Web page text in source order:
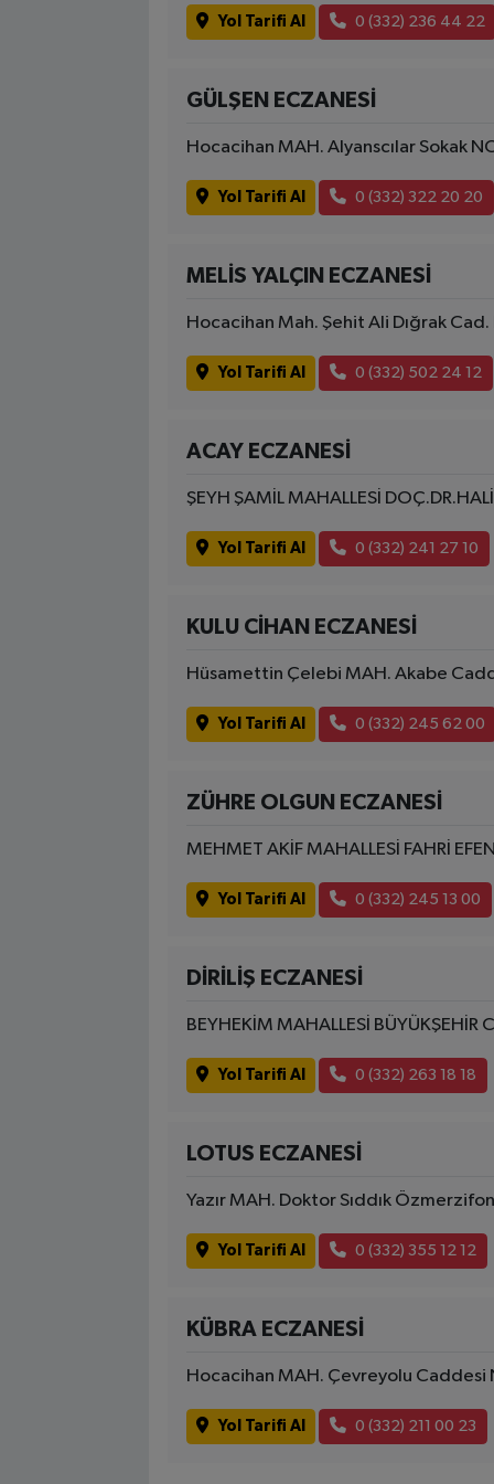
Yol Tarifi Al 0 (332) 236 44 22
GÜLŞEN ECZANESİ
Hocacihan MAH. Alyanscılar Sokak
Yol Tarifi Al 0 (332) 322 20 20
MELİS YALÇIN ECZANESİ
Hocacihan Mah. Şehit Ali Dığrak Cad.
Yol Tarifi Al 0 (332) 502 24 12
ACAY ECZANESİ
ŞEYH ŞAMİL MAHALLESİ
Yol Tarifi Al 0 (332) 241 27 10
KULU CİHAN ECZANESİ
Hüsamettin Çelebi MAH. Akabe
Yol Tarifi Al 0 (332) 245 62 00
ZÜHRE OLGUN ECZANESİ
MEHMET AKİF MAHALLESİ FAHRİ
Yol Tarifi Al 0 (332) 245 13 00
DİRİLİŞ ECZANESİ
BEYHEKİM MAHALLESİ BÜYÜKŞEHİR
Yol Tarifi Al 0 (332) 263 18 18
LOTUS ECZANESİ
Yazır MAH. Doktor Sıddık
Yol Tarifi Al 0 (332) 355 12 12
KÜBRA ECZANESİ
Hocacihan MAH. Çevreyolu Caddesi
Yol Tarifi Al 0 (332) 211 00 23